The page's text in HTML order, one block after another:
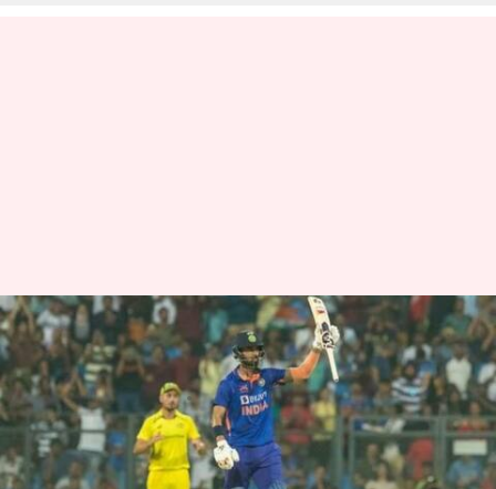
రెండో వన్డేలో పరువు కోసం ఆసీస్..
సిరీస్ కోసం భారత్
వ్రాసిన వారు Jayachandra Akuri Mar 18, 2023 01:54 pm
ఈ వార్తాకథనం ఏంటి